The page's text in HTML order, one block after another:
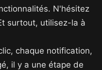
N'hésitez
surtout, utilisez-la à
chaque notification,
il y a une étape de